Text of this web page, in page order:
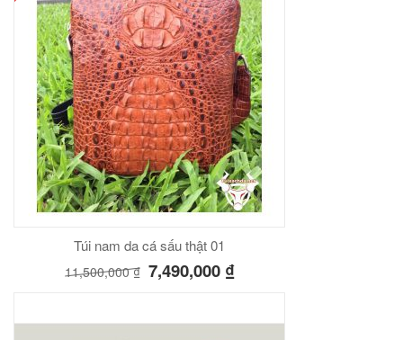
Túi nam da cá sấu thật 01
11,500,000₫ 7,490,000 ₫